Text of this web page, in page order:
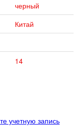
черный
Китай
14
учетную запись